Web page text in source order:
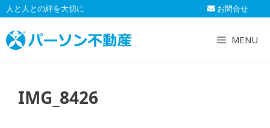
コ
ン
テ
ン
人と人との絆を大切に お問合せ
MENU
IMG_8426